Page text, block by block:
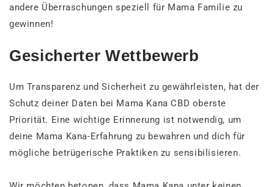
andere Überraschungen speziell für Mama Familie zu
gewinnen!
Gesicherter Wettbewerb
Um Transparenz und Sicherheit zu gewährleisten, hat der
Schutz deiner Daten bei Mama Kana CBD oberste
Priorität. Eine wichtige Erinnerung ist notwendig, um
deine Mama Kana-Erfahrung zu bewahren und dich für
mögliche betrügerische Praktiken zu sensibilisieren.